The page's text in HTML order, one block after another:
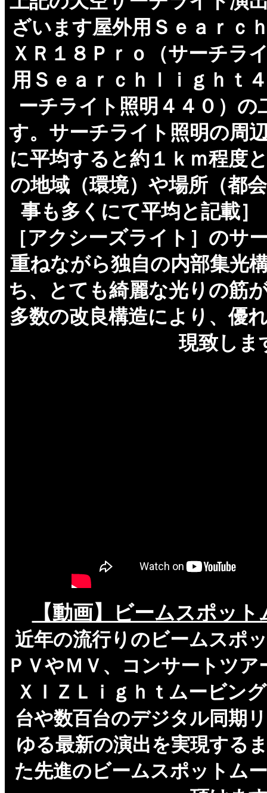
ざいます屋外用Ｓｅａｒｃ
ＸＲ１８Ｐｒｏ（サーチラ
用Ｓｅａｒｃｈｌｉｇｈｔ
ーチライト照明４４０）
す。サーチライト照明の周
に平均すると約１ｋｍ程度
の地域（環境）や場所（都
事も多くにて平均と記載
［アクシーズライト］のサ
重ねながら独自の内部集光
ち、とても綺麗な光りの筋
多数の改良構造により、優
現致しま
【動画】ビームスポッ
近年の流行りのビームスポ
ＰＶやＭＶ、コンサートツ
ＸＩＺＬｉｇｈｔムービン
台や数百台のデジタル同期
ゆる最新の演出を実現する
た先進のビームスポットム